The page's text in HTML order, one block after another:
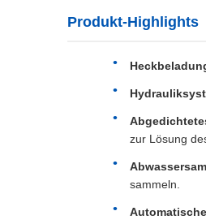
Produkt-Highlights
zur Lösung
sammeln.